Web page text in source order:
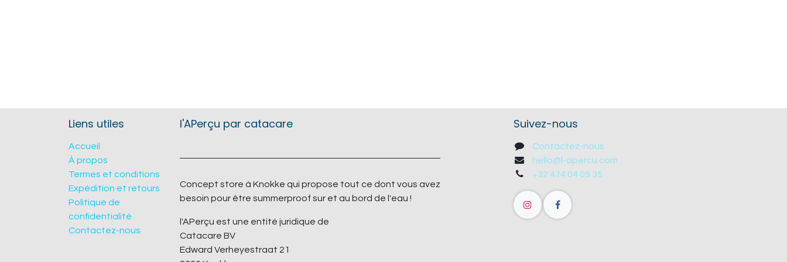
Liens utiles
Accueil
À propos
Termes et conditions
Expédition et retours
Politique de
confidentialité
Contactez-nous
l'APerçu par catacare
Concept store à Knokke qui propose tout ce dont vous avez
besoin pour être summerproof sur et au bord de l'eau !
l'APerçu est une entité juridique de
Catacare BV
Edward Verheyestraat 21
Suivez-nous
Contactez-nous
hello@l-apercu.com
+32 474 04 09 35